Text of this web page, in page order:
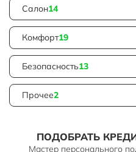
Салон14
Комфорт19
Безопасность13
Прочее2
ПОДОБРАТЬ
Мастер персонального